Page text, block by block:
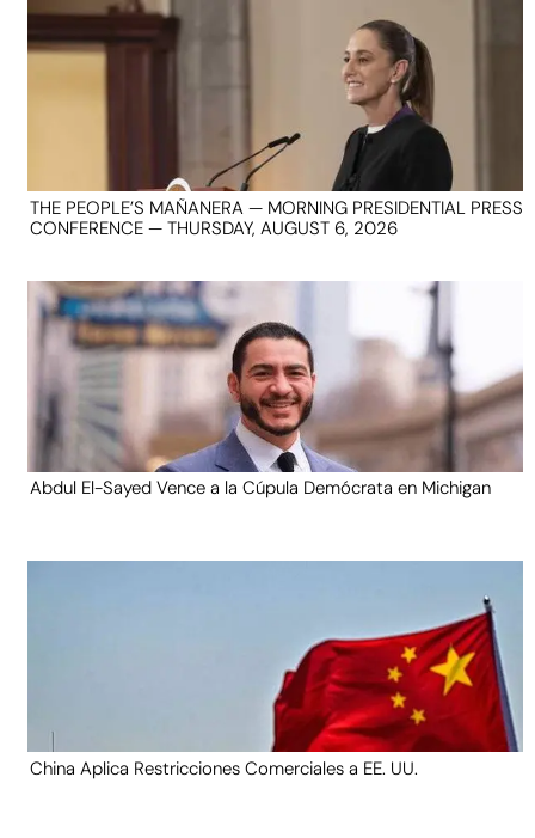
THE PEOPLE’S MAÑANERA — MORNING PRESIDENTIAL PRESS
CONFERENCE — THURSDAY, AUGUST 6, 2026
Abdul El-Sayed Vence a la Cúpula Demócrata en Michigan
China Aplica Restricciones Comerciales a EE. UU.